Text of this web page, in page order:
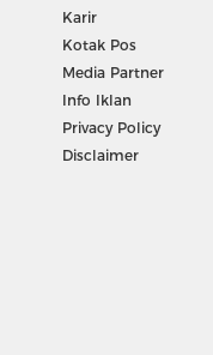
Karir
Kotak Pos
Media Partner
Info Iklan
Privacy Policy
Disclaimer